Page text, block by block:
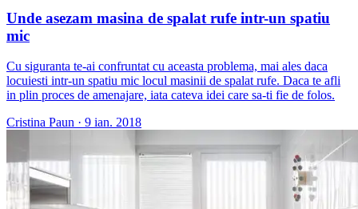
Unde asezam masina de spalat rufe intr-un spatiu
mic
Cu siguranta te-ai confruntat cu aceasta problema, mai ales daca
locuiesti intr-un spatiu mic locul masinii de spalat rufe. Daca te afli
in plin proces de amenajare, iata cateva idei care sa-ti fie de folos.
Cristina Paun · 9 ian. 2018